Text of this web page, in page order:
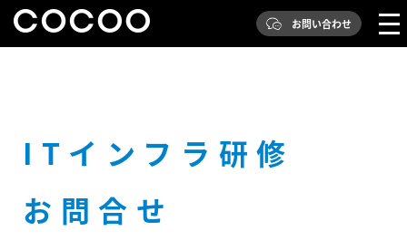
お問い合わせ
ITインフラ研修
お問合せ